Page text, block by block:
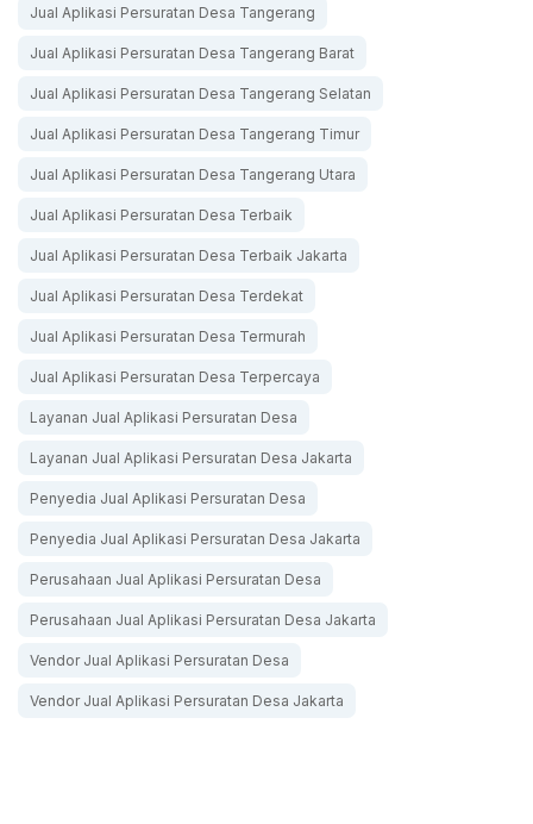
Jual Aplikasi Persuratan Desa Tangerang
Jual Aplikasi Persuratan Desa Tangerang Barat
Jual Aplikasi Persuratan Desa Tangerang Selatan
Jual Aplikasi Persuratan Desa Tangerang Timur
Jual Aplikasi Persuratan Desa Tangerang Utara
Jual Aplikasi Persuratan Desa Terbaik
Jual Aplikasi Persuratan Desa Terbaik Jakarta
Jual Aplikasi Persuratan Desa Terdekat
Jual Aplikasi Persuratan Desa Termurah
Jual Aplikasi Persuratan Desa Terpercaya
Layanan Jual Aplikasi Persuratan Desa
Layanan Jual Aplikasi Persuratan Desa Jakarta
Penyedia Jual Aplikasi Persuratan Desa
Penyedia Jual Aplikasi Persuratan Desa Jakarta
Perusahaan Jual Aplikasi Persuratan Desa
Perusahaan Jual Aplikasi Persuratan Desa Jakarta
Vendor Jual Aplikasi Persuratan Desa
Vendor Jual Aplikasi Persuratan Desa Jakarta